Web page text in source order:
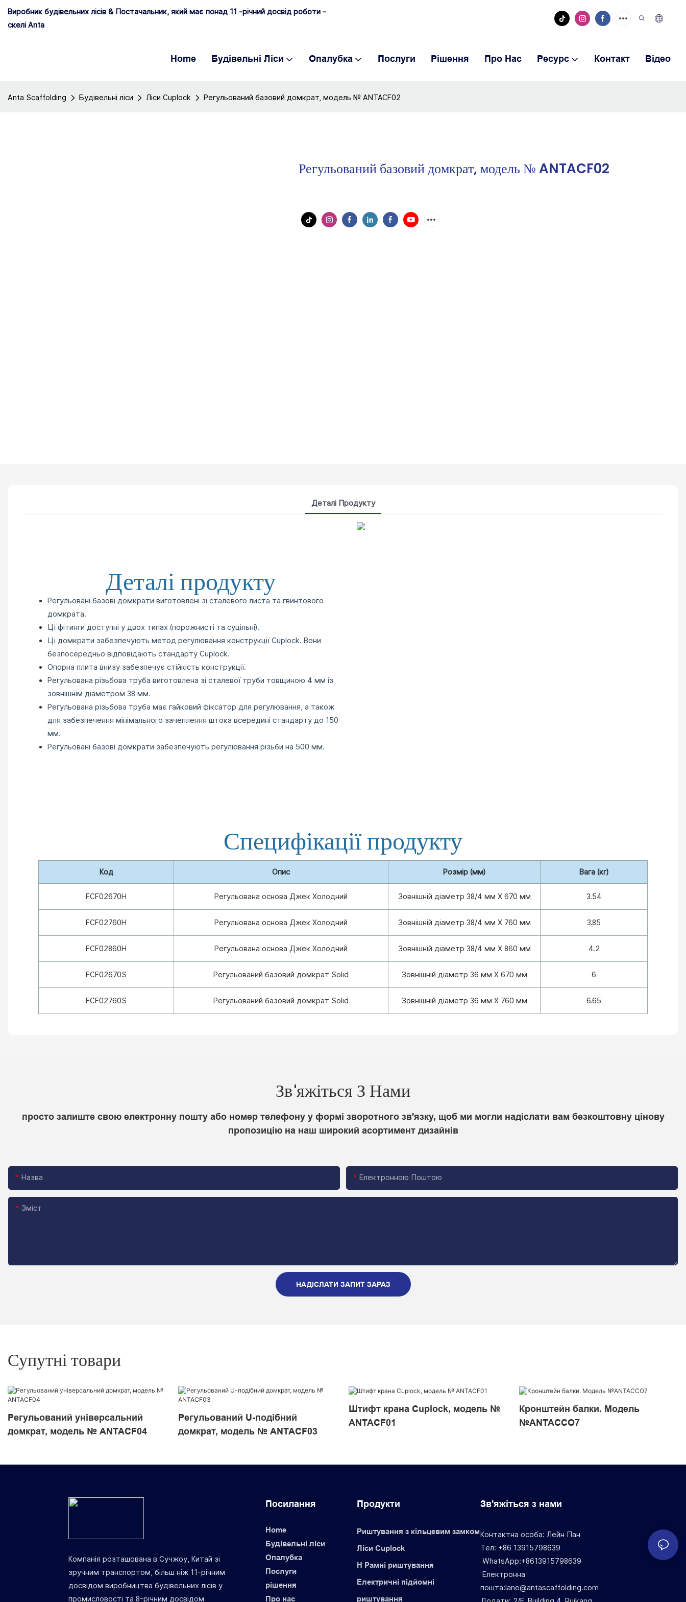
Виробник будівельних лісів & Постачальник, який має понад 11 -річний досвід роботи -
скелі Anta
Home Будівельні Ліси Опалубка Послуги Рішення Про Нас Ресурс Контакт Відео
Anta Scaffolding Будівельні ліси Ліси Cuplock Регульований базовий домкрат, модель № ANTACF02
Регульований базовий домкрат, модель № ANTACF02
Деталі Продукту
Деталі продукту
Регульовані базові домкрати виготовлені зі сталевого листа та гвинтового
домкрата.
Ці фітинги доступні у двох типах (порожнисті та суцільні).
Ці домкрати забезпечують метод регулювання конструкції Cuplock. Вони
безпосередньо відповідають стандарту Cuplock.
Опорна плита внизу забезпечує стійкість конструкції.
Регульована різьбова труба виготовлена ​​зі сталевої труби товщиною 4 мм із
зовнішнім діаметром 38 мм.
Регульована різьбова труба має гайковий фіксатор для регулювання, а також
для забезпечення мінімального зачеплення штока всередині стандарту до 150
мм.
Регульовані базові домкрати забезпечують регулювання різьби на 500 мм.
Специфікації продукту
Код Опис Розмір (мм) Вага (кг)
FCF02670H Регульована основа Джек Холодний Зовнішній діаметр 38/4 мм X 670 мм 3.54
FCF02760H Регульована основа Джек Холодний Зовнішній діаметр 38/4 мм X 760 мм 3.85
FCF02860H Регульована основа Джек Холодний Зовнішній діаметр 38/4 мм X 860 мм 4.2
FCF02670S Регульований базовий домкрат Solid Зовнішній діаметр 36 мм X 670 мм 6
FCF02760S Регульований базовий домкрат Solid Зовнішній діаметр 36 мм X 760 мм 6.65
Зв'яжіться З Нами
просто залиште свою електронну пошту або номер телефону у формі зворотного зв'язку, щоб ми могли надіслати вам безкоштовну цінову
пропозицію на наш широкий асортимент дизайнів
Назва Електронною Поштою
Зміст
НАДІСЛАТИ ЗАПИТ ЗАРАЗ
Супутні товари
Регульований універсальний
домкрат, модель № ANTACF04
Регульований U-подібний
домкрат, модель № ANTACF03
Штифт крана Cuplock, модель №
ANTACF01
Кронштейн балки. Модель
№ANTACCO7
Компанія розташована в Сучжоу, Китай зі
зручним транспортом, більш ніж 11-річним
досвідом виробництва будівельних лісів у
промисловості та 8-річним досвідом
Посилання
Home
Будівельні ліси
Опалубка
Послуги
рішення
Про нас
Продукти
Риштування з кільцевим замком
Ліси Cuplock
H Рамні риштування
Електричні підйомні
риштування
Зв'яжіться з нами
Контактна особа: Лейн Пан
Тел: +86 13915798639
WhatsApp:+8613915798639
Електронна
пошта:lane@antascaffolding.com